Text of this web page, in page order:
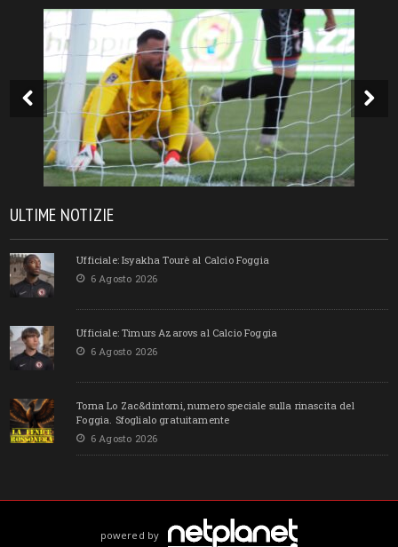
ULTIME NOTIZIE
Ufficiale: Isyakha Tourè al Calcio Foggia
6 Agosto 2026
Ufficiale: Timurs Azarovs al Calcio Foggia
6 Agosto 2026
Torna Lo Zac&dintorni, numero speciale sulla rinascita del
Foggia. Sfoglialo gratuitamente
6 Agosto 2026
powered by